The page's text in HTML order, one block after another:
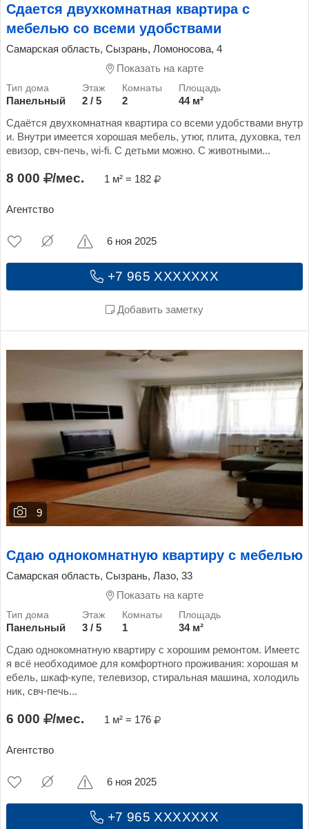
Сдается двухкомнатная квартира с
мебелью со всеми удобствами
Самарская область, Сызрань, Ломоносова, 4
Показать на карте
Панельный 2 / 5 2
44 м²
Сдаётся двухкомнатная квартира со всеми удобствами внутр
и. Внутри имеется хорошая мебель, утюг, плита, духовка, тел
евизор, свч-печь, wi-fi. С детьми можно. С животными...
8 000 /мес. 1 м² = 182
Агентство
+7 965 XXXXXXX
Добавить заметку
6 ноя 2025
9
Сдаю однокомнатную квартиру с мебелью
Самарская область, Сызрань, Лазо, 33
Показать на карте
Панельный 3 / 5 1
34 м²
Сдаю однокомнатную квартиру с хорошим ремонтом. Имеетс
я всё необходимое для комфортного проживания: хорошая м
ебель, шкаф-купе, телевизор, стиральная машина, холодиль
ник, свч-печь...
6 000 /мес. 1 м² = 176
Агентство
+7 965 XXXXXXX
6 ноя 2025